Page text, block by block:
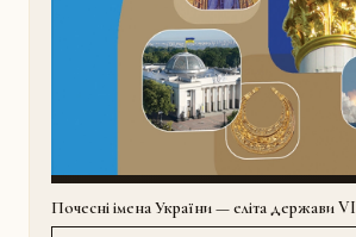
Почесні імена України — еліта держави VI